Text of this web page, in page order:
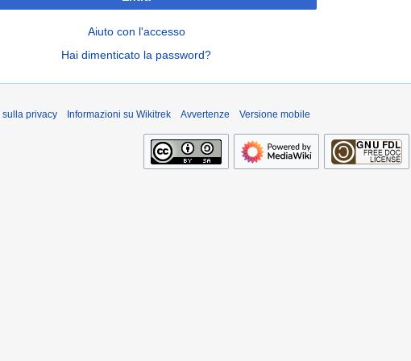
Aiuto con l'accesso
Hai dimenticato la password?
sulla privacy Informazioni su Wikitrek Avvertenze Versione mobile